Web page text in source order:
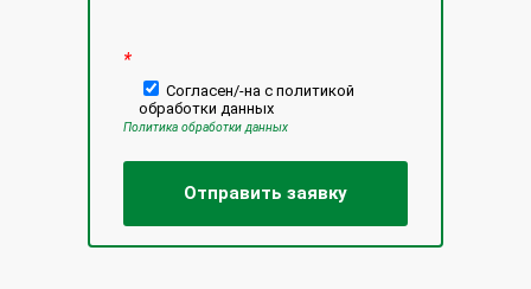
*
Согласен/-на с политикой
обработки данных
Политика обработки данных